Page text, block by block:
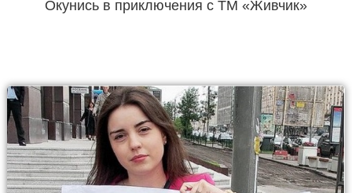
Окунись в приключения с ТМ «Живчик»